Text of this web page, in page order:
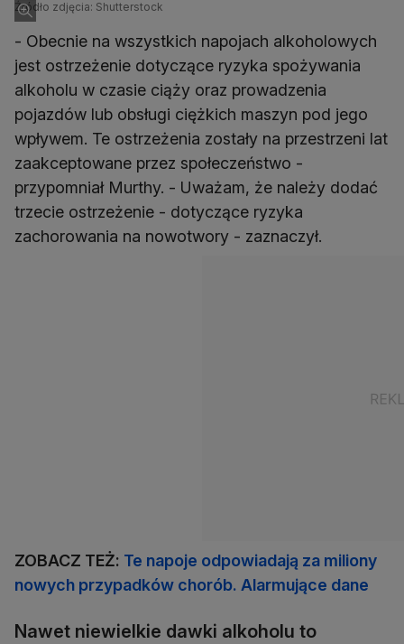
Źródło zdjęcia: Shutterstock
- Obecnie na wszystkich napojach alkoholowych
jest ostrzeżenie dotyczące ryzyka spożywania
alkoholu w czasie ciąży oraz prowadzenia
pojazdów lub obsługi ciężkich maszyn pod jego
wpływem. Te ostrzeżenia zostały na przestrzeni lat
zaakceptowane przez społeczeństwo -
przypomniał Murthy. - Uważam, że należy dodać
trzecie ostrzeżenie - dotyczące ryzyka
zachorowania na nowotwory - zaznaczył.
ZOBACZ TEŻ: Te napoje odpowiadają za miliony
nowych przypadków chorób. Alarmujące dane
Nawet niewielkie dawki alkoholu to